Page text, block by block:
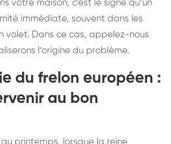
votre maison, c’est le signe qu’un
immédiate, souvent dans les
volet. Dans ce cas, appelez-nous
l’origine du problème.
du frelon européen :
au bon
printemps, lorsque la reine